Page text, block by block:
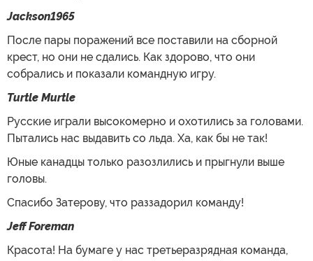
Jackson1965
После пары поражений все поставили на сборной
крест, но они не сдались. Как здорово, что они
собрались и показали командную игру.
Turtle Murtle
Русские играли высокомерно и охотились за головами.
Пытались нас выдавить со льда. Ха, как бы не так!
Юные канадцы только разозлились и прыгнули выше
головы.
Спасибо Затерову, что раззадорил команду!
Jeff Foreman
Красота! На бумаге у нас третьеразрядная команда,